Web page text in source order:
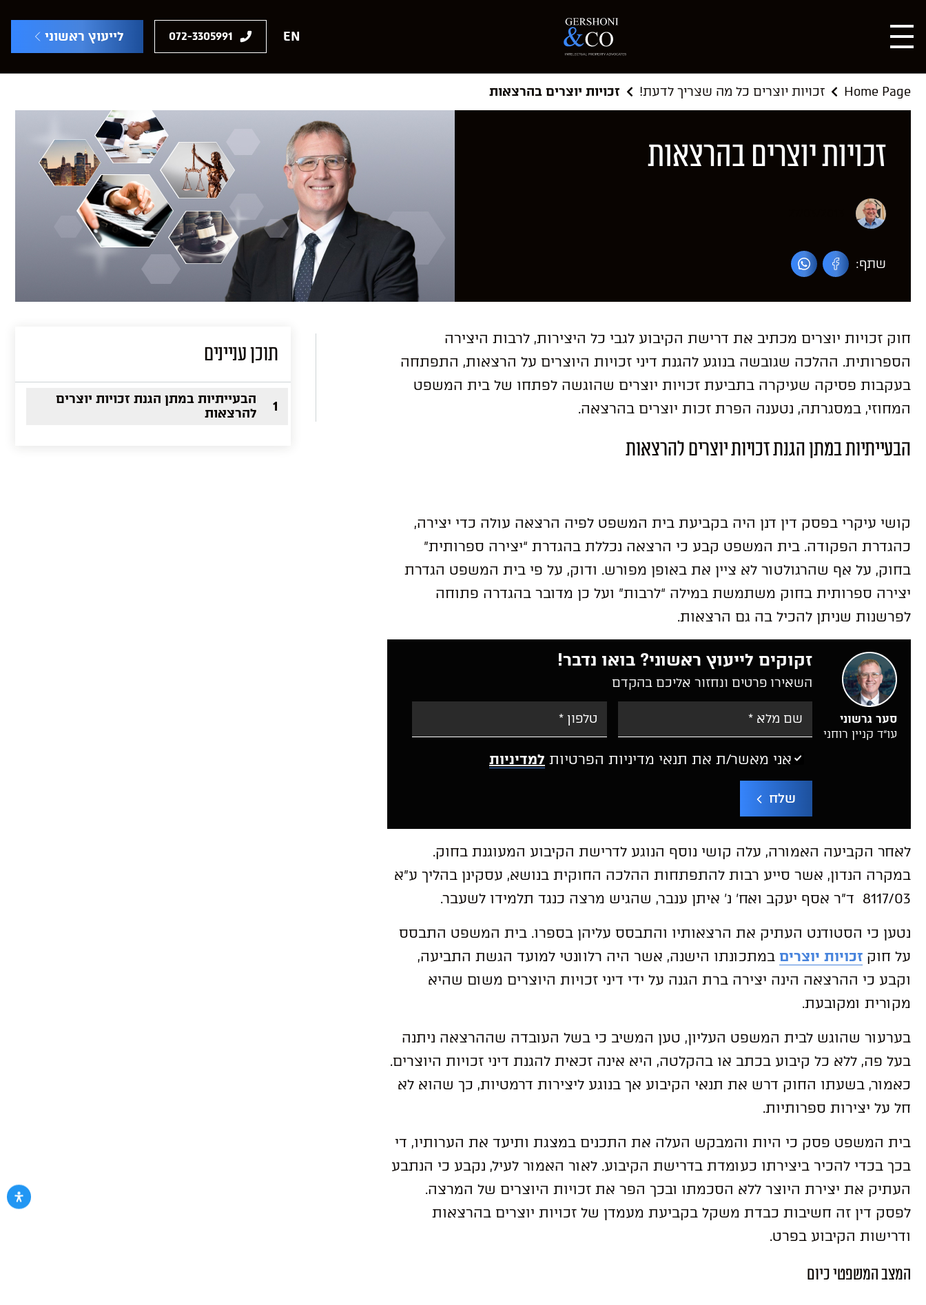
EN
072-3305991 לייעוץ ראשוני
Home Page זכויות יוצרים כל מה שצריך לדעת! זכויות יוצרים בהרצאות
זכויות יוצרים בהרצאות
שתף:
חוק זכויות יוצרים מכתיב את דרישת הקיבוע לגבי כל היצירות, לרבות היצירה
הספרותית. ההלכה שגובשה בנוגע להגנת דיני זכויות היוצרים על הרצאות, התפתחה
בעקבות פסיקה שעיקרה בתביעת זכויות יוצרים שהוגשה לפתחו של בית המשפט
המחוזי, במסגרתה, נטענה הפרת זכות יוצרים בהרצאה.
הבעייתיות במתן הגנת זכויות יוצרים להרצאות
קושי עיקרי בפסק דין דנן היה בקביעת בית המשפט לפיה הרצאה עולה כדי יצירה,
כהגדרת הפקודה. בית המשפט קבע כי הרצאה נכללת בהגדרת “יצירה ספרותית”
בחוק, על אף שהרגולטור לא ציין את באופן מפורש. ודוק, על פי בית המשפט הגדרת
יצירה ספרותית בחוק משתמשת במילה “לרבות” ועל כן מדובר בהגדרה פתוחה
לפרשנות שניתן להכיל בה גם הרצאות.
סער גרשוני
עו”ד קניין רוחני
זקוקים לייעוץ ראשוני? בואו נדבר!
השאירו פרטים ונחזור אליכם בהקדם
אני מאשר/ת את תנאי מדיניות הפרטיות למדיניות
שלח
l
n
e
לאחר הקביעה האמורה, עלה קושי נוסף הנוגע לדרישת הקיבוע המעוגנת בחוק.
במקרה הנדון, אשר סייע רבות להתפתחות ההלכה החוקית בנושא, עסקינן בהליך ע”א
8117/03 ד”ר אסף יעקב ואח’ נ’ איתן ענבר, שהגיש מרצה כנגד תלמידו לשעבר.
נטען כי הסטודנט העתיק את הרצאותיו והתבסס עליהן בספרו. בית המשפט התבסס
על חוק זכויות יוצרים במתכונתו הישנה, אשר היה רלוונטי למועד הגשת התביעה,
וקבע כי ההרצאה הינה יצירה ברת הגנה על ידי דיני זכויות היוצרים משום שהיא
מקורית ומקובעת.
בערעור שהוגש לבית המשפט העליון, טען המשיב כי בשל העובדה שההרצאה ניתנה
בעל פה, ללא כל קיבוע בכתב או בהקלטה, היא אינה זכאית להגנת דיני זכויות היוצרים.
כאמור, בשעתו החוק דרש את תנאי הקיבוע אך בנוגע ליצירות דרמטיות, כך שהוא לא
חל על יצירות ספרותיות.
בית המשפט פסק כי היות והמבקש העלה את התכנים במצגת ותיעד את הערותיו, די
בכך בכדי להכיר ביצירתו כעומדת בדרישת הקיבוע. לאור האמור לעיל, נקבע כי הנתבע
העתיק את יצירת היוצר ללא הסכמתו ובכך הפר את זכויות היוצרים של המרצה.
לפסק דין זה חשיבות כבדת משקל בקביעת מעמדן של זכויות יוצרים בהרצאות
ודרישות הקיבוע בפרט.
המצב המשפטי כיום
תוכן עניינים
1
הבעייתיות במתן הגנת זכויות יוצרים
להרצאות